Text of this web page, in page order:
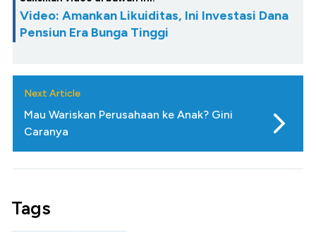
Video: Amankan Likuiditas, Ini Investasi Dana
Pensiun Era Bunga Tinggi
Next Article
Mau Wariskan Perusahaan ke Anak? Gini
Caranya
Tags